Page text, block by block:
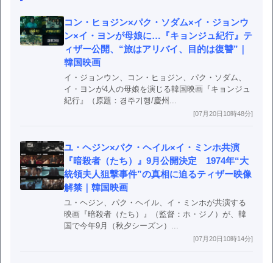
コン・ヒョジン×パク・ソダム×イ・ジョンウ
ン×イ・ヨンが母娘に…『キョンジュ紀行』テ
ィザー公開、“旅はアリバイ、目的は復讐”｜
韓国映画
イ・ジョンウン、コン・ヒョジン、パク・ソダム、
イ・ヨンが4人の母娘を演じる韓国映画『キョンジュ
紀行』（原題：경주기행/慶州...
[07月20日10時48分]
ユ・ヘジン×パク・ヘイル×イ・ミンホ共演
『暗殺者（たち）』9月公開決定 1974年“大
統領夫人狙撃事件”の真相に迫るティザー映像
解禁｜韓国映画
ユ・ヘジン、パク・ヘイル、イ・ミンホが共演する
映画『暗殺者（たち）』（監督：ホ・ジノ）が、韓
国で今年9月（秋夕シーズン）...
[07月20日10時14分]